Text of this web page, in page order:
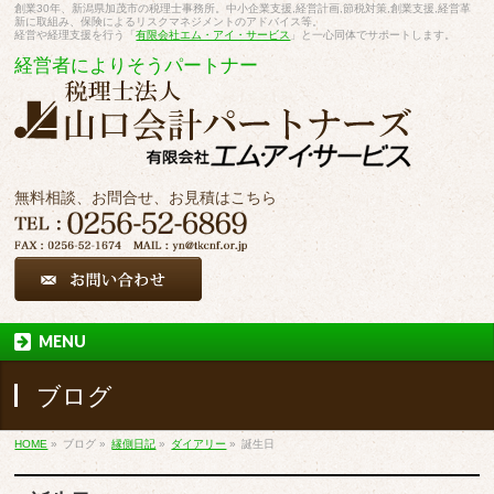
創業30年、新潟県加茂市の税理士事務所。中小企業支援,経営計画,節税対策,創業支援,経営革
新に取組み、保険によるリスクマネジメントのアドバイス等。
経営や経理支援を行う「有限会社エム・アイ・サービス 」と一心同体でサポートします。
経営者によりそうパートナー
無料相談、お問合せ、お見積はこちら
MENU
ブログ
HOME » ブログ » 縁側日記 » ダイアリー » 誕生日